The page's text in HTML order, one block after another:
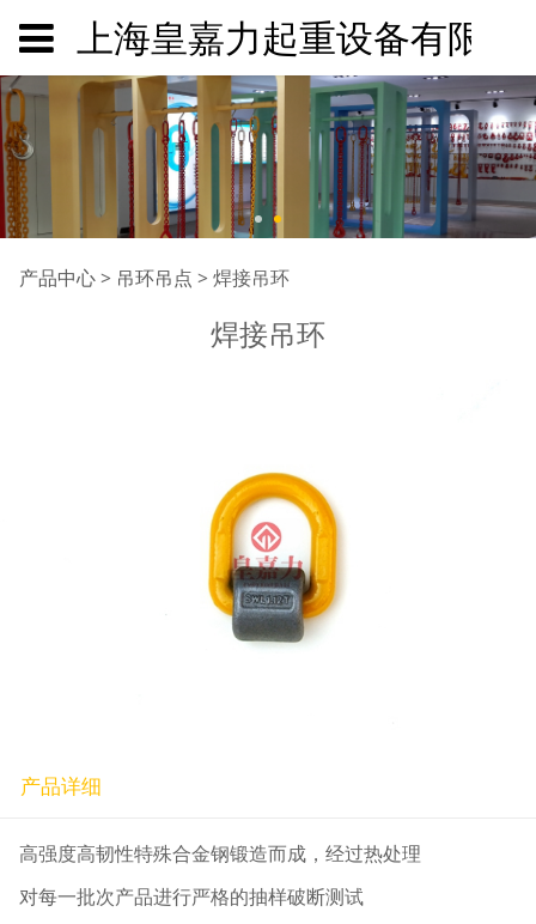
上海皇嘉力起重设备有限公
焊接吊环
产品中心> 吊环吊点 > 焊接吊环
焊接吊环
产品详细
高强度高韧性特殊合金钢锻造而成，经过热处理
对每一批次产品进行严格的抽样破断测试